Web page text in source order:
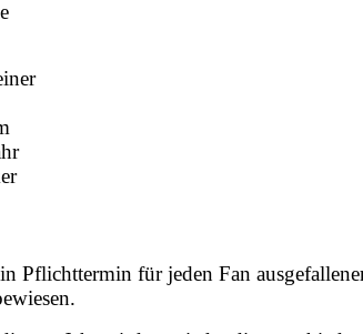
Pflichttermin für jeden Fan